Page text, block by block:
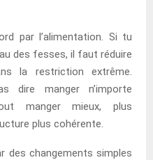
par l’alimentation. Si tu
des fesses, il faut réduire
la restriction extrême.
dire manger n’importe
manger mieux, plus
plus cohérente.
des changements simples